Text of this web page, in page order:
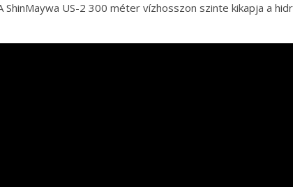
ShinMaywa US-2 300 méter vízhosszon szinte kikapja a